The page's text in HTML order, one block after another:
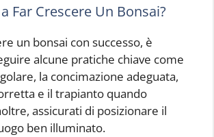
Far Crescere Un Bonsai?
un bonsai con successo, è
alcune pratiche chiave come
la concimazione adeguata,
e il trapianto quando
assicurati di posizionare il
ben illuminato.